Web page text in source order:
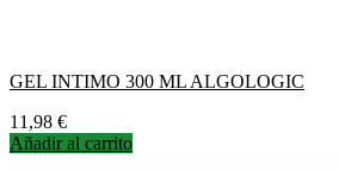
GEL INTIMO 300 ML ALGOLOGIC
Precio
11,98 €
Añadir al carrito